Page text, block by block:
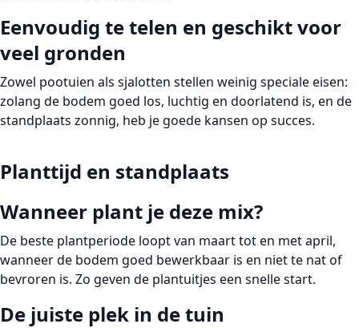
Eenvoudig te telen en geschikt voor
veel gronden
Zowel pootuien als sjalotten stellen weinig speciale eisen:
zolang de bodem goed los, luchtig en doorlatend is, en de
standplaats zonnig, heb je goede kansen op succes.
Planttijd en standplaats
Wanneer plant je deze mix?
De beste plantperiode loopt van maart tot en met april,
wanneer de bodem goed bewerkbaar is en niet te nat of
bevroren is. Zo geven de plantuitjes een snelle start.
De juiste plek in de tuin